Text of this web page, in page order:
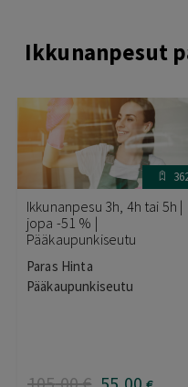
Ikkunanpesut
Ikkunanpesu 3h, 4h tai 5h |
jopa -51 % |
Pääkaupunkiseutu
Paras Hinta
Pääkaupunkiseutu
105,00€ 55,00